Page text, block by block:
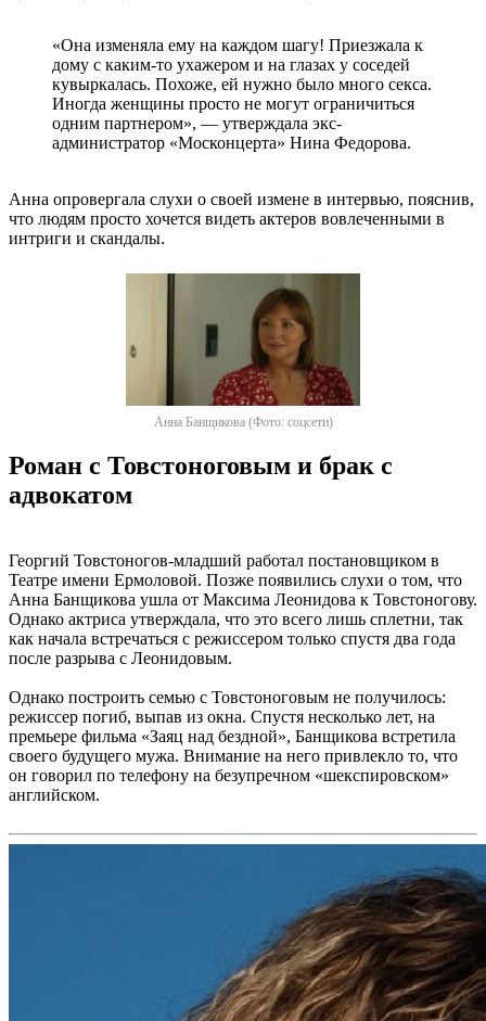
«Она изменяла ему на каждом шагу! Приезжала к
дому с каким-то ухажером и на глазах у соседей
кувыркалась. Похоже, ей нужно было много секса.
Иногда женщины просто не могут ограничиться
одним партнером», — утверждала экс-
администратор «Москонцерта» Нина Федорова.
Анна опровергала слухи о своей измене в интервью, пояснив,
что людям просто хочется видеть актеров вовлеченными в
интриги и скандалы.
Анна Банщикова (Фото: соцсети)
Роман с Товстоноговым и брак с
адвокатом
Георгий Товстоногов-младший работал постановщиком в
Театре имени Ермоловой. Позже появились слухи о том, что
Анна Банщикова ушла от Максима Леонидова к Товстоногову.
Однако актриса утверждала, что это всего лишь сплетни, так
как начала встречаться с режиссером только спустя два года
после разрыва с Леонидовым.
Однако построить семью с Товстоноговым не получилось:
режиссер погиб, выпав из окна. Спустя несколько лет, на
премьере фильма «Заяц над бездной», Банщикова встретила
своего будущего мужа. Внимание на него привлекло то, что
он говорил по телефону на безупречном «шекспировском»
английском.